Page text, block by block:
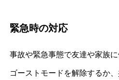
緊急時の対応
事故や緊急事態で友達や家族
ゴーストモードを解除するか